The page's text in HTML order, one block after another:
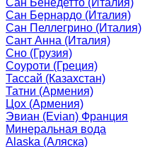
Сан Бенедетто (Италия)
Сан Бернардо (Италия)
Сан Пеллегрино (Италия)
Сант Анна (Италия)
Сно (Грузия)
Соуроти (Греция)
Тассай (Казахстан)
Татни (Армения)
Цох (Армения)
Эвиан (Evian) Франция
Минеральная вода
Alaska (Аляска)